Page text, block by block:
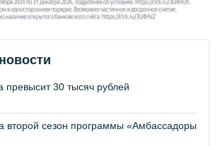
30 тысяч рублей
второй сезон программы «Амбассадоры